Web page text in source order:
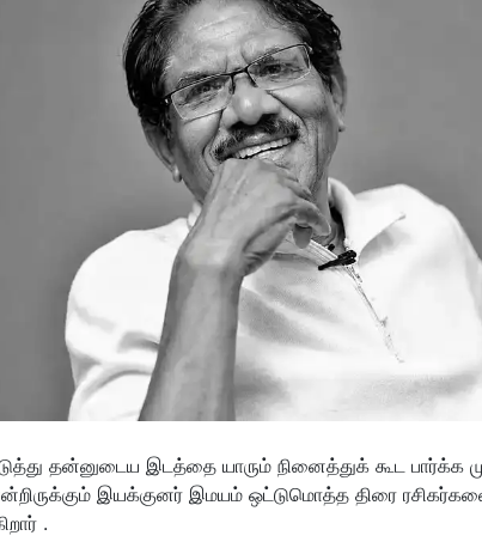
தன்னுடைய இடத்தை யாரும் நினைத்துக் கூட பார்க்க
இயக்குனர் இமயம் ஒட்டுமொத்த திரை
.